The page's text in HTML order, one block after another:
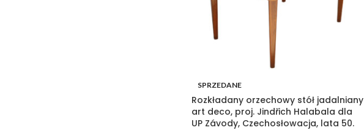
SPRZEDANE
Rozkładany orzechowy stół jadalniany
art deco, proj. Jindřich Halabala dla
UP Závody, Czechosłowacja, lata 50.